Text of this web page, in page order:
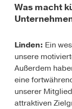
Was macht
Linden: Ein
unsere
Außerdem
eine
unserer
attraktiven